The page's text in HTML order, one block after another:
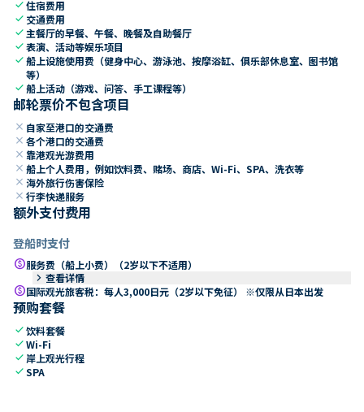
check住宿费用
check 交通费用
check 主餐厅的早餐、午餐、晚餐及自助餐厅
check表演、活动等娱乐项目
check船上设施使用费（健身中心、游泳池、按摩浴缸、俱乐部休息室、图书馆
等）
check船上活动（游戏、问答、手工课程等）
邮轮票价不包含项目
close 自家至港口的交通费
close 各个港口的交通费
close 靠港观光游费用
close 船上个人费用，例如饮料费、赌场、商店、Wi-Fi、SPA、洗衣等
close 海外旅行伤害保险
close 行李快递服务
额外支付费用
登船时支付
paid服务费（船上小费）（2岁以下不适用）
keyboard_arrow_right 查看详情
paid国际观光旅客税：每人3,000日元（2岁以下免征） ※仅限从日本出发
预购套餐
check饮料套餐
checkWi-Fi
check 岸上观光行程
checkSPA